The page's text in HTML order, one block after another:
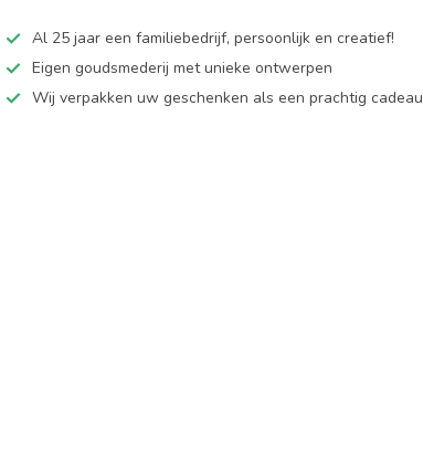
Al 25 jaar een familiebedrijf, persoonlijk en creatief!
Eigen goudsmederij met unieke ontwerpen
Wij verpakken uw geschenken als een prachtig cadeau